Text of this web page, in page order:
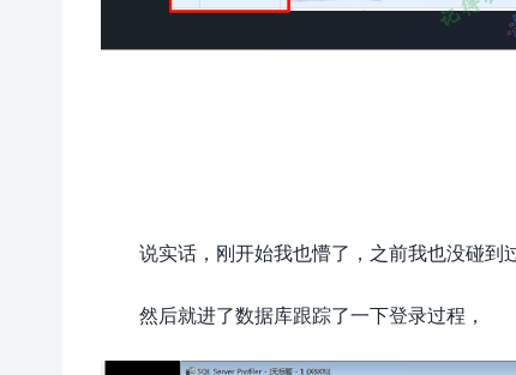
说实话，刚开始我也懵了，之前我也没碰
然后就进了数据库跟踪了一下登录过程，